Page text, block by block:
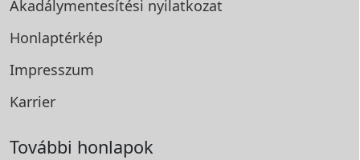
Akadálymentesítési nyilatkozat
Honlaptérkép
Impresszum
Karrier
További honlapok